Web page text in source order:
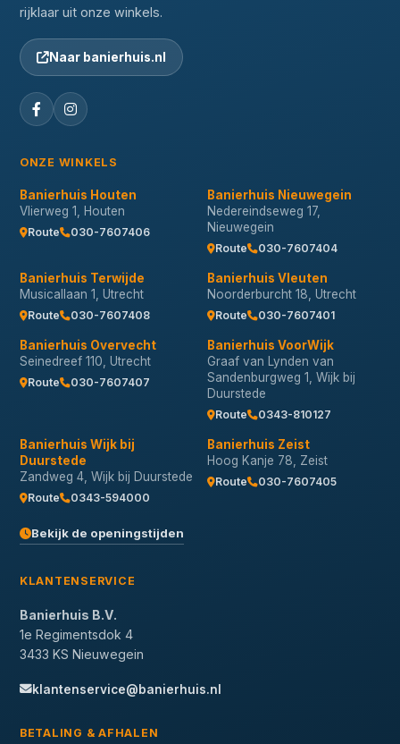
rijklaar uit onze winkels.
Naar banierhuis.nl
ONZE WINKELS
Banierhuis Houten
Vlierweg 1, Houten
Route 030-7607406
Banierhuis Nieuwegein
Nedereindseweg 17,
Nieuwegein
Route 030-7607404
Banierhuis Terwijde
Musicallaan 1, Utrecht
Route 030-7607408
Banierhuis Vleuten
Noorderburcht 18, Utrecht
Route 030-7607401
Banierhuis Overvecht
Seinedreef 110, Utrecht
Route 030-7607407
Banierhuis VoorWijk
Graaf van Lynden van
Sandenburgweg 1, Wijk bij
Duurstede
Route 0343-810127
Banierhuis Wijk bij
Duurstede
Zandweg 4, Wijk bij Duurstede
Route 0343-594000
Banierhuis Zeist
Hoog Kanje 78, Zeist
Route 030-7607405
Bekijk de openingstijden
KLANTENSERVICE
Banierhuis B.V.
1e Regimentsdok 4
3433 KS Nieuwegein
klantenservice@banierhuis.nl
BETALING & AFHALEN